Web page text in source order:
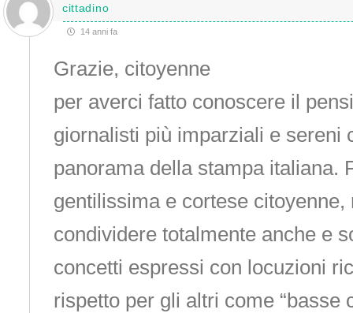
cittadino
14 anni fa
Grazie, citoyenne
per averci fatto conoscere il
giornalisti più imparziali e sereni
panorama della stampa italiana.
gentilissima e cortese citoyenne,
condividere totalmente anche e
concetti espressi con locuzioni
rispetto per gli altri come “basse